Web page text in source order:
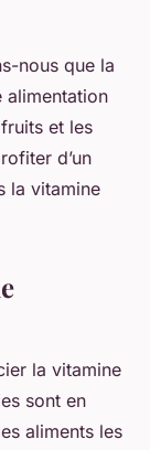
nous que la
alimentation
et les
d’un
la vitamine
la vitamine
sont en
aliments les